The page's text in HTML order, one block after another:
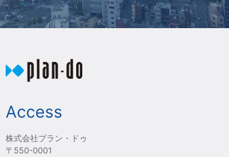
Access
株式会社プラン・ドゥ
〒550-0001